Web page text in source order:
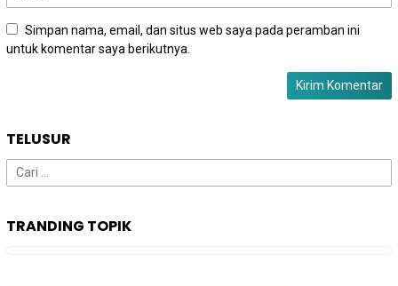
Simpan nama, email, dan situs web saya pada peramban ini
untuk komentar saya berikutnya.
TELUSUR
Cari
untuk:
TRANDING TOPIK